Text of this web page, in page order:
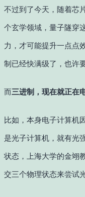
不过到了今天，随着芯
个玄学领域，量子隧穿
力，才可能提升一点点
制已经快满级了，也许
而三进制，现在就正在
比如，本身电子计算机
是光子计算机，就有光
状态，上海大学的金翊
交三个物理状态来尝试